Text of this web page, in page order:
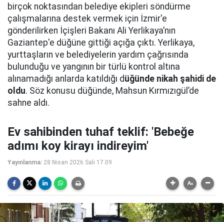
birçok noktasından belediye ekipleri söndürme
çalışmalarına destek vermek için İzmir'e
gönderilirken İçişleri Bakanı Ali Yerlikaya’nın
Gaziantep'e düğüne gittiği açığa çıktı. Yerlikaya,
yurttaşların ve belediyelerin yardım çağrısında
bulunduğu ve yangının bir türlü kontrol altına
alınamadığı anlarda katıldığı düğünde nikah şahidi de
oldu. Söz konusu düğünde, Mahsun Kırmızıgül’de
sahne aldı.
Ev sahibinden tuhaf teklif: 'Bebeğe
adımı koy kirayı indireyim'
Yayınlanma: 28 Nisan 2026 Salı 17:09